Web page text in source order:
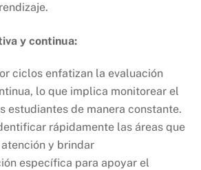
y continua:
ciclos enfatizan la evaluación
lo que implica monitorear el
estudiantes de manera constante.
rápidamente las áreas que
y brindar
específica para apoyar el